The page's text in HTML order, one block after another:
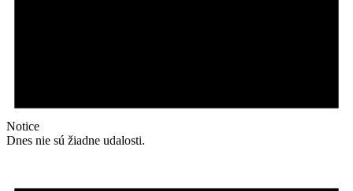
Notice
Dnes nie sú žiadne udalosti.